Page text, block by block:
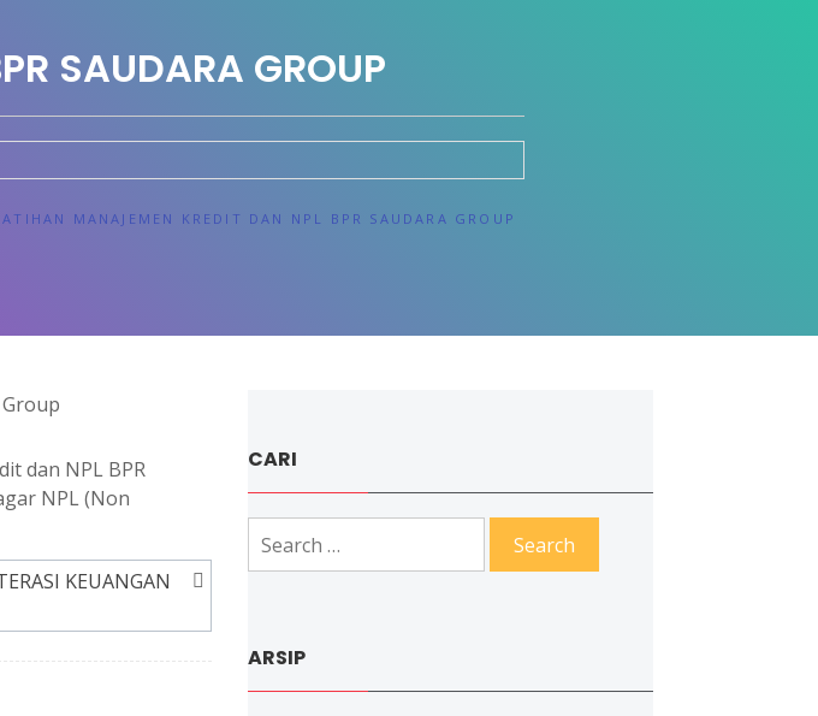
SAUDARA GROUP
MANAJEMEN KREDIT DAN NPL BPR SAUDARA GROUP
dan NPL BPR
NPL (Non
KEUANGAN
CARI
for:
ARSIP